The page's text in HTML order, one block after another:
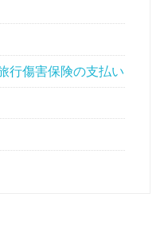
行傷害保険の支払い